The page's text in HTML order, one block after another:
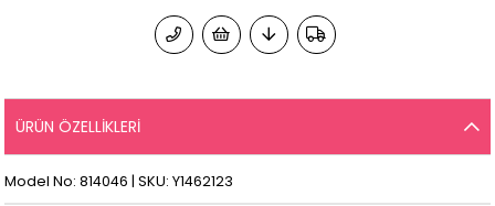
ÜRÜN ÖZELLIKLERI
Model No: 814046 | SKU: Y1462123